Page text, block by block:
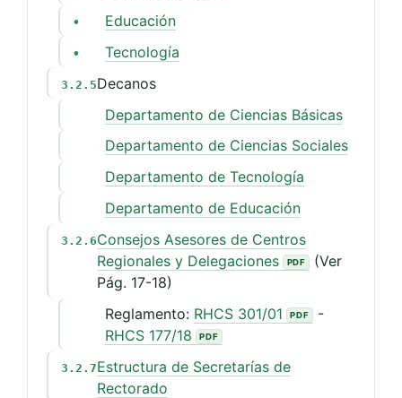
• Educación
• Tecnología
3.2.5Decanos
Departamento de Ciencias Básicas
Departamento de Ciencias Sociales
Departamento de Tecnología
Departamento de Educación
3.2.6Consejos Asesores de Centros
Regionales y Delegaciones
(Ver
Pág. 17-18)
Reglamento: RHCS 301/01
-
RHCS 177/18
3.2.7Estructura de Secretarías de
Rectorado